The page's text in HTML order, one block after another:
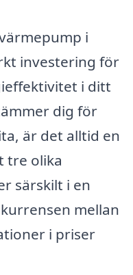
i
investering för
i ditt
dig för
är det alltid en
tre olika
särskilt i en
mellan
i priser